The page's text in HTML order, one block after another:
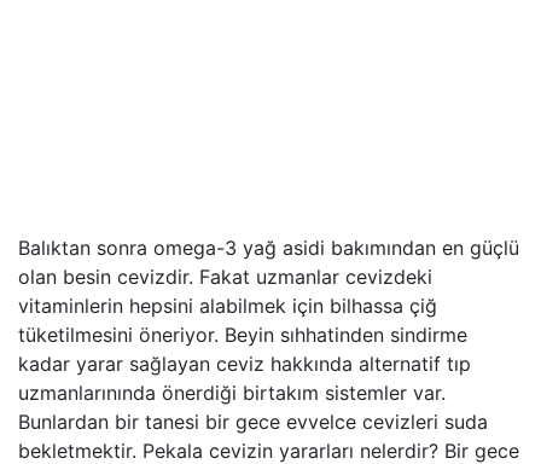
Balıktan sonra omega-3 yağ asidi bakımından en güçlü
olan besin cevizdir. Fakat uzmanlar cevizdeki
vitaminlerin hepsini alabilmek için bilhassa çiğ
tüketilmesini öneriyor. Beyin sıhhatinden sindirme
kadar yarar sağlayan ceviz hakkında alternatif tıp
uzmanlarınında önerdiği birtakım sistemler var.
Bunlardan bir tanesi bir gece evvelce cevizleri suda
bekletmektir. Pekala cevizin yararları nelerdir? Bir gece